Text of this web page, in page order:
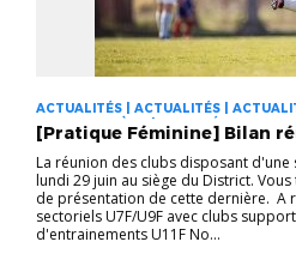
ACTUALITÉS | ACTUALITÉS |
DES JEUNES À 11 | FOOT FÉMININ
[Pratique Féminine] Bilan
La réunion des clubs disposant
lundi 29 juin au siège du District.
de présentation de cette dernière. A
sectoriels U7F/U9F avec clubs
d'entrainements U11F No...